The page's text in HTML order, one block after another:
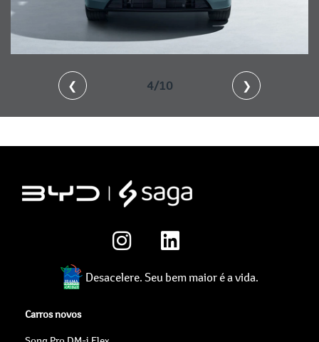
❮ 4/10 ❯
Desacelere. Seu bem maior é a vida.
Carros novos